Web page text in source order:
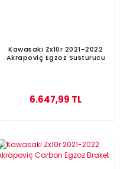
Kawasaki Zx10r 2021-2022
Akrapoviç Egzoz Susturucu
6.647,99 TL